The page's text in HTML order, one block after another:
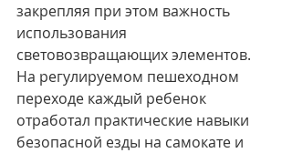
закрепляя при этом важность
использования
световозвращающих элементов.
На регулируемом пешеходном
переходе каждый ребенок
отработал практические навыки
безопасной езды на самокате и